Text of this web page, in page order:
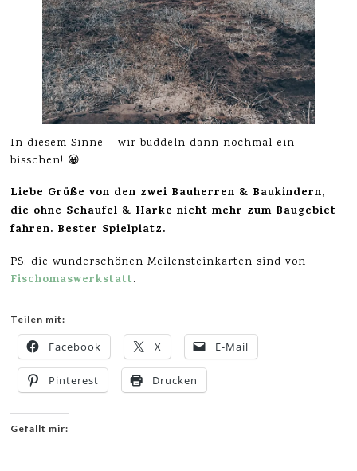
In diesem Sinne – wir buddeln dann nochmal ein
bisschen! 😀
Liebe Grüße von den zwei Bauherren & Baukindern,
die ohne Schaufel & Harke nicht mehr zum Baugebiet
fahren. Bester Spielplatz.
PS: die wunderschönen Meilensteinkarten sind von
Fischomaswerkstatt.
Teilen mit:
Facebook X E-Mail
Pinterest Drucken
Gefällt mir: